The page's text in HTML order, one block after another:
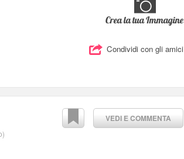
Crea la tua Immagine
Condividi con gli amici
VEDI E COMMENTA
)